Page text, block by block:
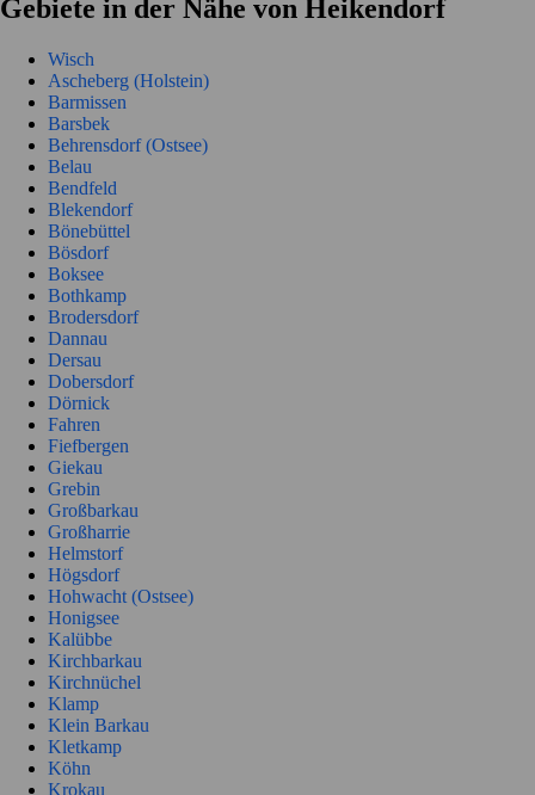
Gebiete in der Nähe von Heikendorf
Wisch
Ascheberg (Holstein)
Barmissen
Barsbek
Behrensdorf (Ostsee)
Belau
Bendfeld
Blekendorf
Bönebüttel
Bösdorf
Boksee
Bothkamp
Brodersdorf
Dannau
Dersau
Dobersdorf
Dörnick
Fahren
Fiefbergen
Giekau
Grebin
Großbarkau
Großharrie
Helmstorf
Högsdorf
Hohwacht (Ostsee)
Honigsee
Kalübbe
Kirchbarkau
Kirchnüchel
Klamp
Klein Barkau
Kletkamp
Köhn
Krokau